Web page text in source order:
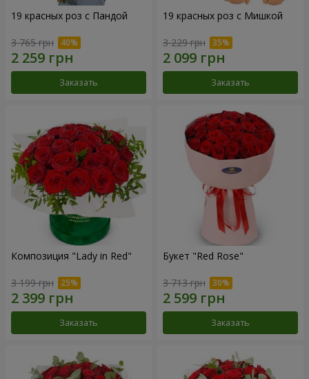
19 красных роз с Пандой
3 765 грн
Заказать
19 красных роз с Мишкой
3 229 грн
Заказать
Композиция "Lady in Red"
3 199 грн
Заказать
Букет "Red Rose"
3 713 грн
Заказать